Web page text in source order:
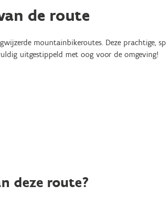
de route
mountainbikeroutes. Deze prachtige,
uitgestippeld met oog voor de omgeving!
deze route?